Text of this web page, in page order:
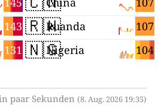
143
131
🇷🇼 107
Ruanda
🇳🇬 104
Nigeria
paar Sekunden (8. Aug. 2026 19:35)